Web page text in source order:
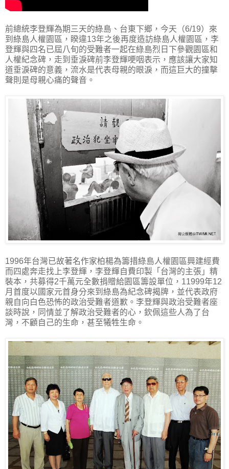
前總統李登輝為期三天的綠島、台東下鄉，今天（6/19）來
到綠島人權園區，睽違13年之後再度造訪綠島人權園區，李
登輝與四名已屆八旬的受難者一起在綠島烈日下參觀園區和
人權紀念碑，走到垂淚碑前李登輝哽咽表示，應該讓大家知
道垂淚碑的意義，流水是代表母親的眼淚，而這巨大的撞擊
聲則是母親心痛的聲音。
1996年台灣已故著名作家柏楊為籌措綠島人權園區興建經費
而四處奔走找上李登輝，李登輝自費印製「台灣的主張」精
裝本，共募得2千萬元全數捐贈給園區籌設單位，11999年12
月首度以國家元首身分來到綠島為紀念碑揭牌，並代表政府
親自向白色恐怖的政治受難者道歉。李登輝與政治受難者座
談時說，同情並了解政治受難者的心，欽佩這些人為了台
灣，不顧自己的生命，甚至犧牲生命。